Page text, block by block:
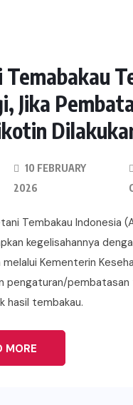
Temabakau
Jika
10 FEBRUARY
2026
Tembakau Indonesia
kegelisahannya
Kementerin
pengaturan/pembatasan
hasil tembakau.
MORE